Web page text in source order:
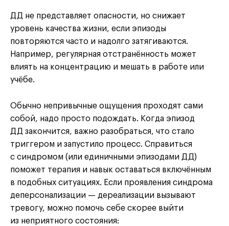
ДД не представляет опасности, но снижает
уровень качества жизни, если эпизоды
повторяются часто и надолго затягиваются.
Например, регулярная отстранённость может
влиять на концентрацию и мешать в работе или
учёбе.
Обычно непривычные ощущения проходят сами
собой, надо просто подождать. Когда эпизод
ДД закончится, важно разобраться, что стало
триггером и запустило процесс. Справиться
с синдромом (или единичными эпизодами ДД)
поможет терапия и навык оставаться включённым
в подобных ситуациях. Если проявления синдрома
деперсонализации — дереализации вызывают
тревогу, можно помочь себе скорее выйти
из неприятного состояния: